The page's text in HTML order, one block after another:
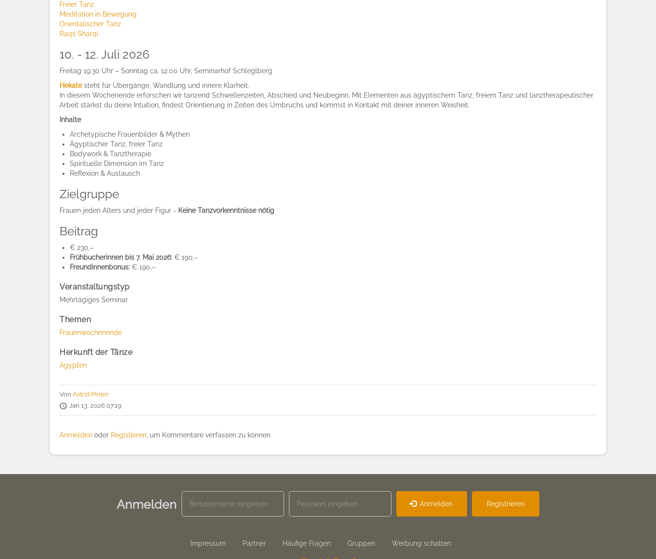
Freier Tanz
Meditation in Bewegung
Orientalischer Tanz
Raqs Sharqi
10. - 12. Juli 2026
Freitag 19:30 Uhr – Sonntag ca. 12:00 Uhr, Seminarhof Schleglberg
Hekatesteht für Übergänge, Wandlung und innere Klarheit.
In diesem Wochenende erforschen wir tanzend Schwellenzeiten, Abschied und Neubeginn. Mit Elementen aus ägyptischem Tanz, freiem Tanz und tanztherapeutischer
Arbeit stärkst du deine Intuition, findest Orientierung in Zeiten des Umbruchs und kommst in Kontakt mit deiner inneren Weisheit.
Inhalte
Archetypische Frauenbilder & Mythen
Ägyptischer Tanz, freier Tanz
Bodywork & Tanztherapie
Spirituelle Dimension im Tanz
Reflexion & Austausch
Zielgruppe
Frauen jeden Alters und jeder Figur - Keine Tanzvorkenntnisse nötig
Beitrag
€ 230,–
Frühbucherinnen bis 7. Mai 2026: € 190,–
Freundinnenbonus: € 190,–
Veranstaltungstyp
Mehrtägiges Seminar
Themen
Frauenwochenende
Herkunft der Tänze
Ägypten
Von Astrid Pinter
Jan 13, 2026 07:19
Anmelden oder Registieren, um Kommentare verfassen zu können
Anmelden Anmelden Registrieren
Impressum Partner Häufige Fragen Gruppen Werbung schalten